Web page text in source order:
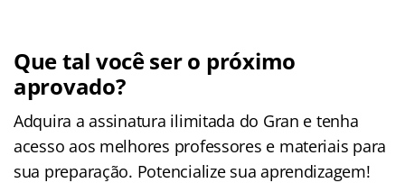
Que tal você ser o próximo
aprovado?
Adquira a assinatura ilimitada do Gran e tenha
acesso aos melhores professores e materiais para
sua preparação. Potencialize sua aprendizagem!